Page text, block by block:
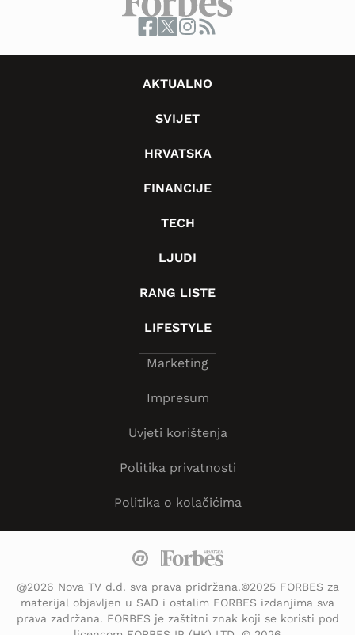
AKTUALNO
SVIJET
HRVATSKA
FINANCIJE
TECH
LJUDI
RANG LISTE
LIFESTYLE
Marketing
Impresum
Uvjeti korištenja
Politika privatnosti
Politika o kolačićima
@2026 Nova TV d.d. sva prava pridržana.©2025 FORBES za
materijal objavljen u SAD i ostalim FORBES izdanjima sva
prava zadržana. FORBES je zaštitni znak koji se koristi pod